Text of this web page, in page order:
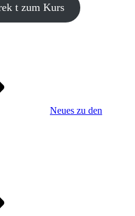
t zum Kurs
Neues zu den